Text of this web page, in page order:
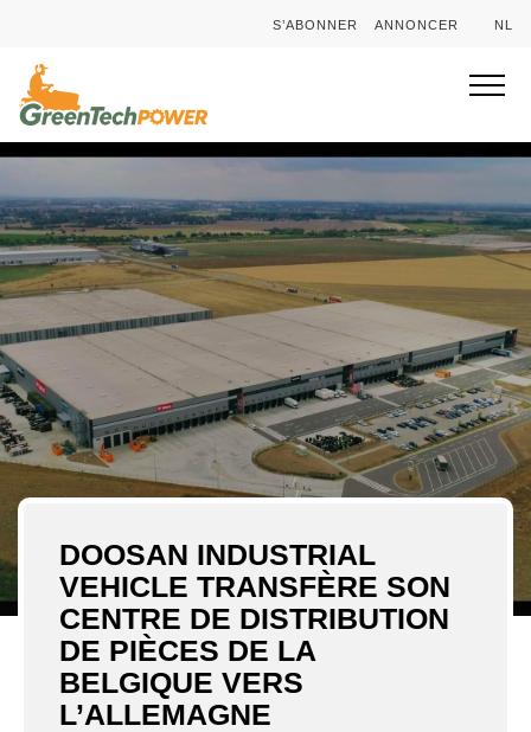
S’ABONNER ANNONCER NL
DOOSAN INDUSTRIAL
VEHICLE TRANSFÈRE SON
CENTRE DE DISTRIBUTION
DE PIÈCES DE LA
BELGIQUE VERS
L’ALLEMAGNE